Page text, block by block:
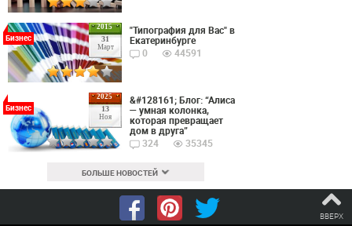
2015
31
Март
Бизнес
"Типография для Вас" в
Екатеринбурге
0
44591
2025
13
Ноя
Бизнес
&#128161; Блог: “Алиса
— умная колонка,
которая превращает
дом в друга”
324
35345
БОЛЬШЕ НОВОСТЕЙ
ВВЕРХ